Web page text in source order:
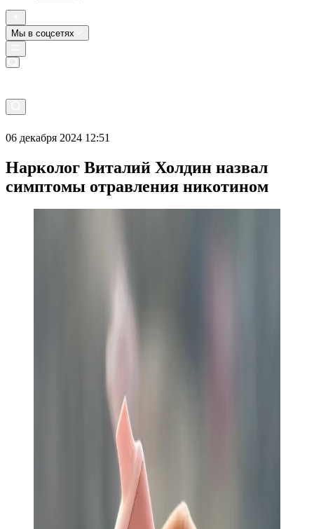
Мы в соцсетях
06 декабря 2024 12:51
Нарколог Виталий Холдин назвал
симптомы отравления никотином